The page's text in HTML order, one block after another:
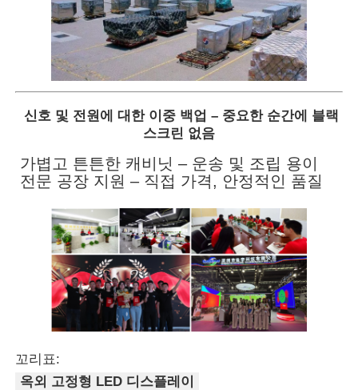
신호 및 전원에 대한 이중 백업 – 중요한 순간에 블랙
스크린 없음
가볍고 튼튼한 캐비닛 – 운송 및 조립 용이
전문 공장 지원 – 직접 가격, 안정적인 품질
꼬리표:
옥외 고정형 LED 디스플레이